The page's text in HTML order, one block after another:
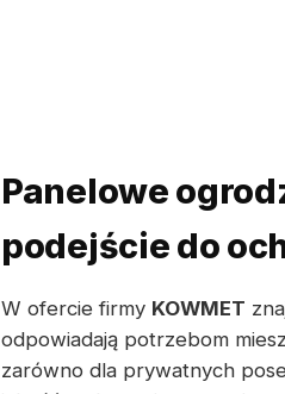
Panelowe
podejście do
W ofercie firmy KOWMET
odpowiadają potrzebom
zarówno dla prywatnych